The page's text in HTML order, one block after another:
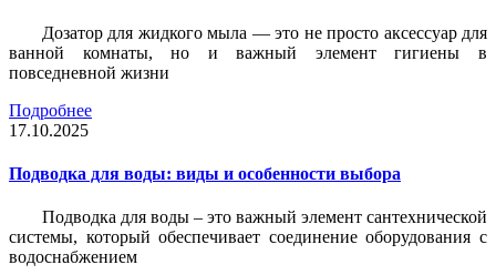
Дозатор для жидкого мыла — это не просто аксессуар для
ванной комнаты, но и важный элемент гигиены в
повседневной жизни
Подробнее
17.10.2025
Подводка для воды: виды и особенности выбора
Подводка для воды – это важный элемент сантехнической
системы, который обеспечивает соединение оборудования с
водоснабжением